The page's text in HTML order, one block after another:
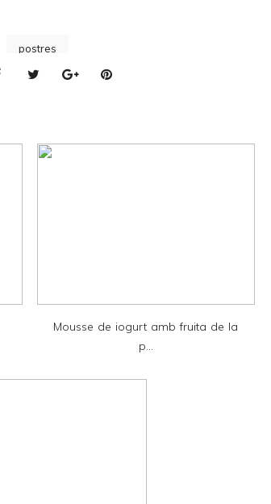
postres
Mousse de iogurt amb fruita de la
p...